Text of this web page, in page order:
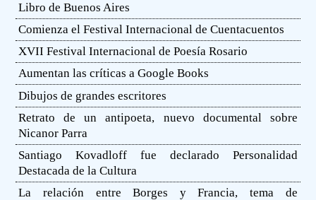
Libro de Buenos Aires
Comienza el Festival Internacional de Cuentacuentos
XVII Festival Internacional de Poesía Rosario
Aumentan las críticas a Google Books
Dibujos de grandes escritores
Retrato de un antipoeta, nuevo documental sobre
Nicanor Parra
Santiago Kovadloff fue declarado Personalidad
Destacada de la Cultura
La relación entre Borges y Francia, tema de